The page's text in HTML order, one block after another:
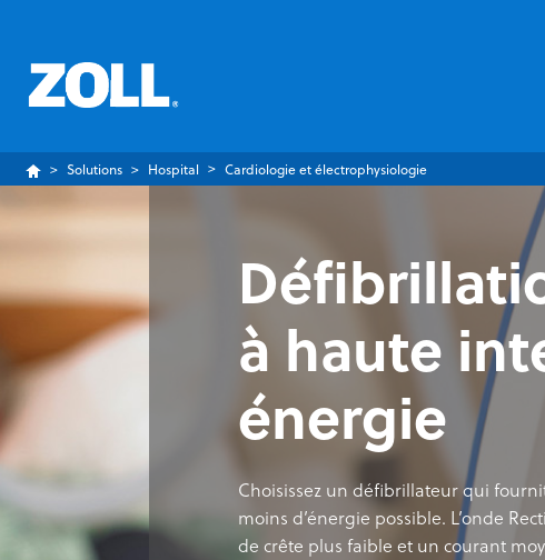
Solutions Hospital Cardiologie et électrophysiologie
à haute
énergie
Choisissez un défibrillateur qui
moins d’énergie possible. L’onde
de crête plus faible et un courant